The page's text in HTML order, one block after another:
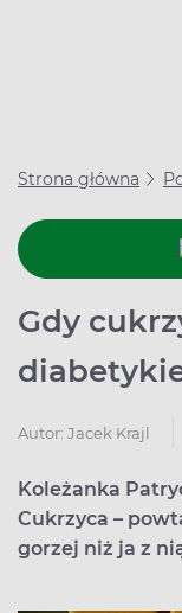
Strona główna
Gdy
Autor: Jacek Krajl
Koleżanka
Cukrzyca –
gorzej niż ja z